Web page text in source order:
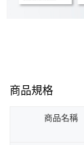
商品規格
商品名稱